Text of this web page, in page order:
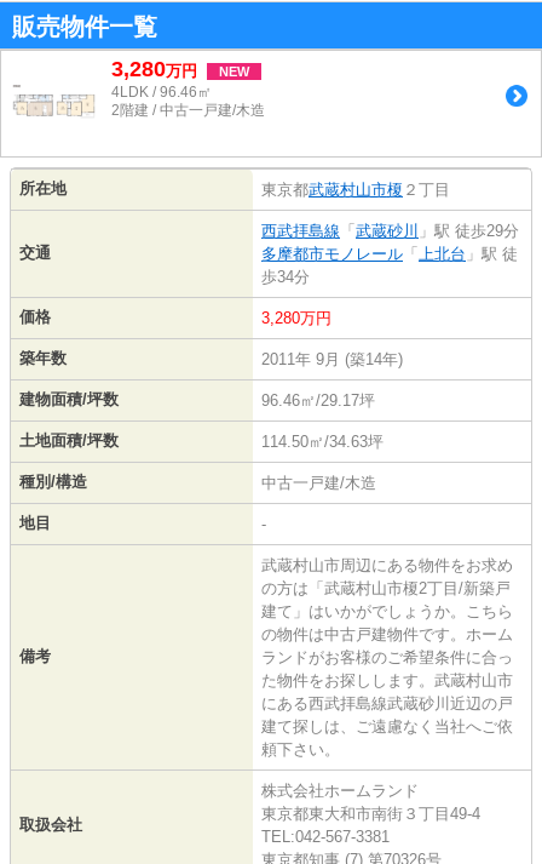
販売物件一覧
3,280万円 NEW
4LDK / 96.46㎡
2階建 / 中古一戸建/木造
所在地 東京都武蔵村山市榎 ２丁目
交通
西武拝島線 「 武蔵砂川 」駅 徒歩29分
多摩都市モノレール 「 上北台 」駅 徒
歩34分
価格 3,280万円
築年数 2011年 9月 (築14年)
建物面積/坪数 96.46㎡/29.17坪
土地面積/坪数 114.50㎡/34.63坪
種別/構造 中古一戸建/木造
地目 -
備考
武蔵村山市周辺にある物件をお求め
の方は「武蔵村山市榎2丁目/新築戸
建て」はいかがでしょうか。こちら
の物件は中古戸建物件です。ホーム
ランドがお客様のご希望条件に合っ
た物件をお探しします。武蔵村山市
にある西武拝島線武蔵砂川近辺の戸
建て探しは、ご遠慮なく当社へご依
頼下さい。
取扱会社
株式会社ホームランド
東京都東大和市南街３丁目49-4
TEL:042-567-3381
東京都知事 (7) 第70326号